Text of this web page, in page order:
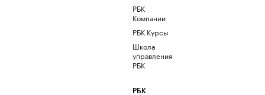
РБК
Компании
РБК Курсы
Школа
управления
РБК
РБК